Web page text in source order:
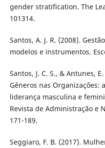
gender stratification. The
101314.
Santos, A. J. R. (2008).
modelos e instrumentos.
Santos, J. C. S., & Antunes,
Gêneros nas Organizações:
liderança masculina e
Revista de Administração e
171-189.
Seggiaro, F. B. (2017).